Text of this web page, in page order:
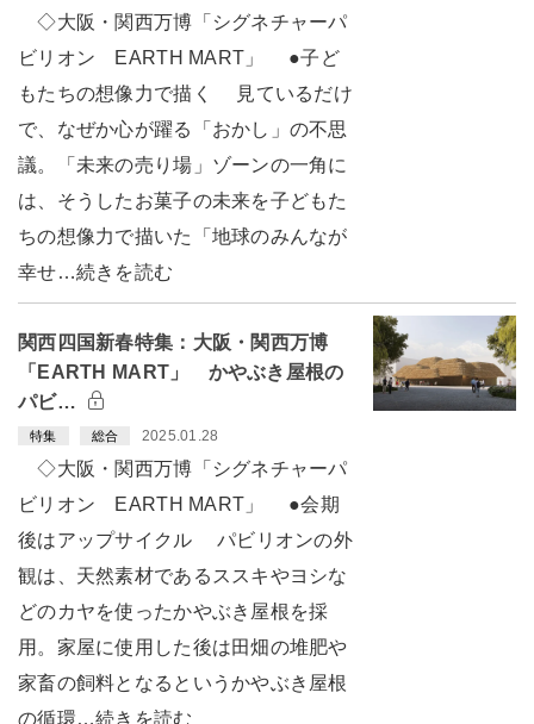
◇大阪・関西万博「シグネチャーパ
ビリオン EARTH MART」 ●子ど
もたちの想像力で描く 見ているだけ
で、なぜか心が躍る「おかし」の不思
議。「未来の売り場」ゾーンの一角に
は、そうしたお菓子の未来を子どもた
ちの想像力で描いた「地球のみんなが
幸せ…続きを読む
関西四国新春特集：大阪・関西万博
「EARTH MART」 かやぶき屋根の
パビ…
特集 総合 2025.01.28
◇大阪・関西万博「シグネチャーパ
ビリオン EARTH MART」 ●会期
後はアップサイクル パビリオンの外
観は、天然素材であるススキやヨシな
どのカヤを使ったかやぶき屋根を採
用。家屋に使用した後は田畑の堆肥や
家畜の飼料となるというかやぶき屋根
の循環…続きを読む